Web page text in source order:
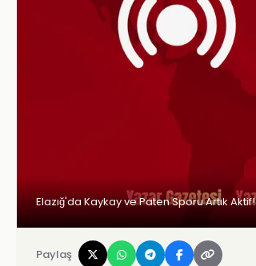
Elazığ'da Kaykay ve Paten Sporu Artık Aktif!
Paylaş